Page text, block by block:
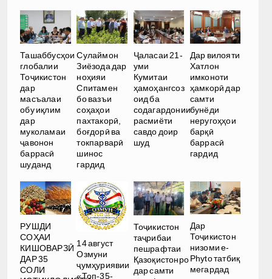
Ташаббусҳои
глобалии
Тоҷикистон
дар
масъалаи
обу иқлим
дар
муколамаи
ҷавонон
баррасӣ
шуданд
Сулаймон
Зиёзода дар
ноҳияи
Спитамен
бо вазъи
соҳаҳои
пахтакорӣ,
боғдорӣ ва
токпарварӣ
шинос
гардид
Ҷаласаи 21-
уми
Кумитаи
ҳамоҳангсоз
оид ба
содагардонии
расмиёти
савдо доир
шуд
Дар вилояти
Хатлон
имконоти
ҳамкорӣ дар
самти
бунёди
неругоҳҳои
барқӣ
баррасӣ
гардид
РУШДИ
СОҲАИ
КИШОВАРЗӢ
ДАР 35
СОЛИ
14 август
Озмуни
ҷумҳуриявии
«Топ-35-
Тоҷикистон
таҷрибаи
пешрафтаи
Қазоқистонро
дар самти
Дар
Тоҷикистон
низоми e-
Phyto татбиқ
мегардад